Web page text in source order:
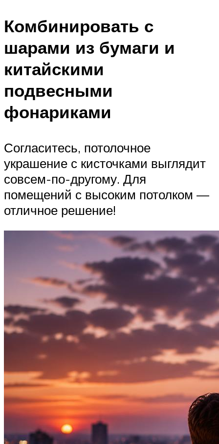
Комбинировать с
шарами из бумаги и
китайскими
подвесными
фонариками
Согласитесь, потолочное
украшение с кисточками выглядит
совсем-по-другому. Для
помещений с высоким потолком —
отличное решение!